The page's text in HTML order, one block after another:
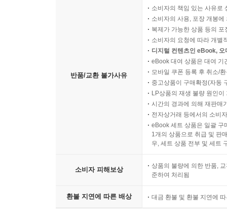
반품/교환 불가사유
소비자의 책임 있는 사유로
소비자의 사용, 포장 개봉
복제가 가능한 상품 등의
소비자의 요청에 따라 개별
디지털 컨텐츠인 eBook,
eBook 대여 상품은 대여 기
모바일 쿠폰 등록 후 취소/
중고상품이 구매확정(자동
LP상품의 재생 불량 원인
시간의 경과에 의해 재판매
전자상거래 등에서의 소비
eBook 세트 상품은 일괄 구
1개의 상품으로 취급 및 판
우, 세트 상품 전부 및 세트
소비자 피해보상
상품의 불량에 의한 반품,
준하여 처리됨
환불 지연에 따른 배상 대금 환불 및 환불 지연에